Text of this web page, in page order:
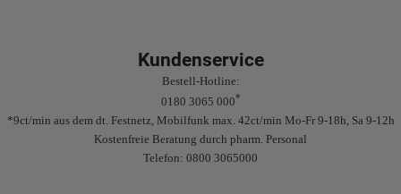
Kundenservice
Bestell-Hotline:
0180 3065 000*
*9ct/min aus dem dt. Festnetz, Mobilfunk max. 42ct/min Mo-Fr 9-18h, Sa 9-12h
Kostenfreie Beratung durch pharm. Personal
Telefon: 0800 3065000